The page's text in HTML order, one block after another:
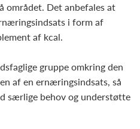
området. Det anbefales at
i form af
af kcal.
gruppe omkring den
af en ernæringsindsats, så
særlige behov og understøtte